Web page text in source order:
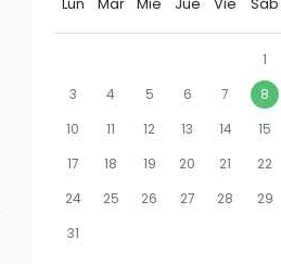
1
3
4 5 6 7 8
10
11 12 13 14 15
17
18 19 20 21 22
24
25 26 27 28 29
31